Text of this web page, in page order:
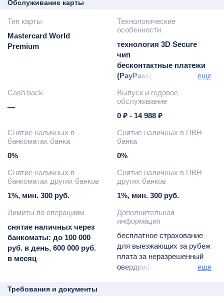
Обслуживание карты
Тип карты
Mastercard World
Premium
Технологические
особенности
технология 3D Secure
чип
бесконтактные платежи
(PayPass)
проезда (БОП)
возможность привязки к
Google Pay / Apple Pay /
Samsung Pay
бесконтактная оплата
метрополитене г. Санкт-
Петербурга
еще
Cash back
—
Выпуск и годовое
обслуживание
0 ₽ - 14 988 ₽
Снятие наличных в
банкоматах банка
0%
Снятие наличных в ПВН
банка
0%
Снятие наличных в
банкоматах других банков
1%, мин. 300 руб.
Снятие наличных в ПВН
других банков
1%, мин. 300 руб.
Лимиты по операциям
снятие наличных через
банкоматы: до 100 000
руб. в день, 600 000 руб.
в месяц
Дополнительная
информация
бесплатное страхование
для выезжающих за рубеж
плата за неразрешенный
овердрафт -
еще
Требования и документы